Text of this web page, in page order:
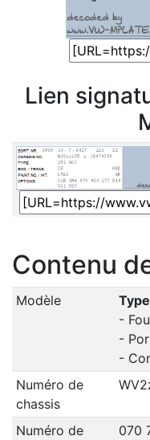
Lien
Contenu
Modèle
-
-
-
Numéro de
chassis
Numéro de
070